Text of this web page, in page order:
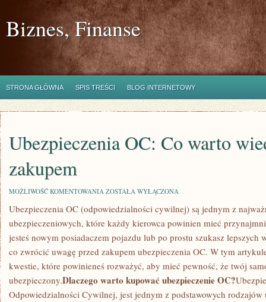
Biznes, Finanse
STRONA GŁÓWNA SPIS TREŚCI BLOG INTERNETOWY
Ubezpieczenia OC: Co warto
zakupem
MOŻLIWOŚĆ KOMENTOWANIA UBEZPIECZENIA
CO
WIEDZIEĆ
PRZED
ZAKUPEM
ZOSTAŁA WYŁĄCZONA
Ubezpieczenia OC⁤ (odpowiedzialności cywilnej) są jednym z
ubezpieczeniowych, ⁤które każdy kierowca powinien⁤ mieć
‌jesteś ⁢nowym posiadaczem pojazdu‌ lub po prostu⁤ szukasz lepszych
co zwrócić uwagę ⁣przed ⁤zakupem ubezpieczenia OC. W tym
kwestie, które powinieneś rozważyć, aby mieć pewność, ⁣że ⁣twój
⁤ubezpieczony.Dlaczego warto⁤ kupować‍ ubezpieczenie OC?
Odpowiedzialności ⁣Cywilnej, ‍jest ‍jednym‍ z podstawowych